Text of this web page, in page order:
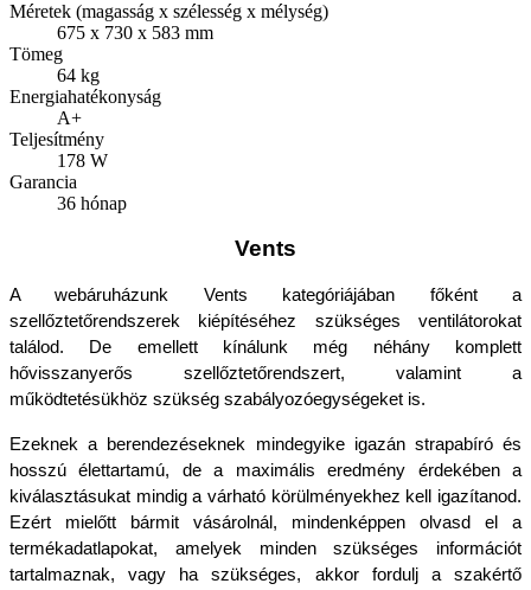
Méretek (magasság x szélesség x mélység)
675 x 730 x 583 mm
Tömeg
64 kg
Energiahatékonyság
A+
Teljesítmény
178 W
Garancia
36 hónap
Vents
A webáruházunk Vents kategóriájában főként a
szellőztetőrendszerek kiépítéséhez szükséges ventilátorokat
találod. De emellett kínálunk még néhány komplett
hővisszanyerős szellőztetőrendszert, valamint a
működtetésükhöz szükség szabályozóegységeket is.
Ezeknek a berendezéseknek mindegyike igazán strapabíró és
hosszú élettartamú, de a maximális eredmény érdekében a
kiválasztásukat mindig a várható körülményekhez kell igazítanod.
Ezért mielőtt bármit vásárolnál, mindenképpen olvasd el a
termékadatlapokat, amelyek minden szükséges információt
tartalmaznak, vagy ha szükséges, akkor fordulj a szakértő